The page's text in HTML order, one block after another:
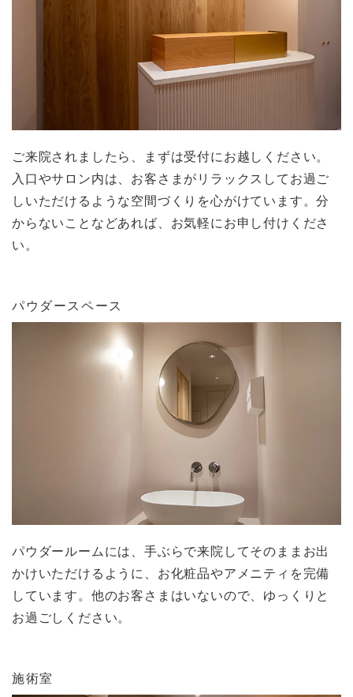
ご来院されましたら、まずは受付にお越しください。
入口やサロン内は、お客さまがリラックスしてお過ご
しいただけるような空間づくりを心がけています。分
からないことなどあれば、お気軽にお申し付けくださ
い。
パウダースペース
パウダールームには、手ぶらで来院してそのままお出
かけいただけるように、お化粧品やアメニティを完備
しています。他のお客さまはいないので、ゆっくりと
お過ごしください。
施術室